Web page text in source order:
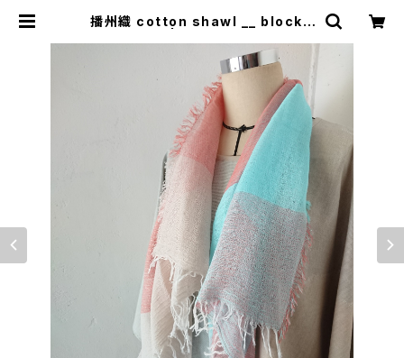
播州織 cotton shawl __ block 1